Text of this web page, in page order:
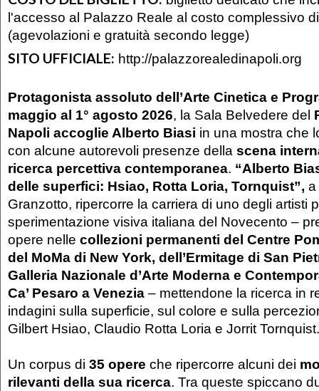
l'accesso al Palazzo Reale al costo complessivo
(agevolazioni e gratuità secondo legge)
SITO UFFICIALE: http://palazzorealedinapoli.org
Protagonista assoluto dell’Arte Cinetica e
maggio al 1° agosto 2026, la Sala Belvedere del
Napoli accoglie Alberto Biasi in una mostra che
con alcune autorevoli presenze della scena
ricerca percettiva contemporanea. “Alberto
delle superfici: Hsiao, Rotta Loria, Tornquist”, a
Granzotto, ripercorre la carriera di uno degli artisti
sperimentazione visiva italiana del Novecento –
opere nelle collezioni permanenti del Centre
del MoMa di New York, dell’Ermitage di San
Galleria Nazionale d’Arte Moderna e
Ca’ Pesaro a Venezia – mettendone la ricerca in
indagini sulla superficie, sul colore e sulla
Gilbert Hsiao, Claudio Rotta Loria e Jorrit Tornquist.
Un corpus di 35 opere che ripercorre alcuni dei
rilevanti della sua ricerca. Tra queste spiccano